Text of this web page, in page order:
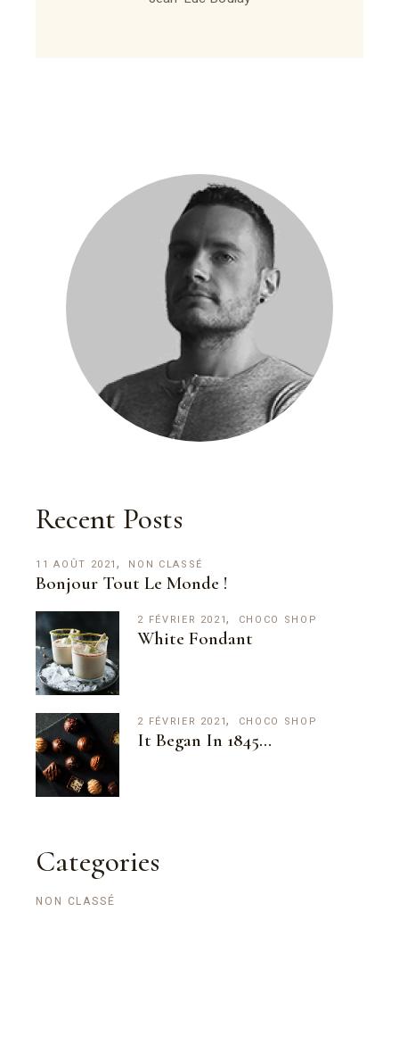
Recent Posts
11 AOÛT 2021 NON CLASSÉ
Bonjour Tout Le Monde !
2 FÉVRIER 2021 CHOCO SHOP
White Fondant
2 FÉVRIER 2021 CHOCO SHOP
It Began In 1845…
Categories
NON CLASSÉ